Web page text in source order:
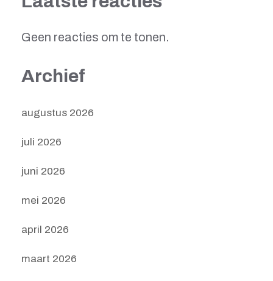
Geen reacties om te tonen.
Archief
augustus 2026
juli 2026
juni 2026
mei 2026
april 2026
maart 2026